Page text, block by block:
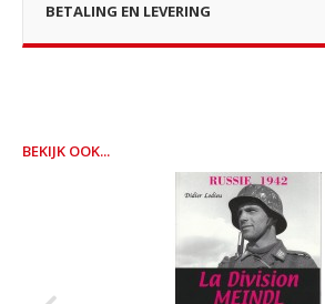
BETALING EN LEVERING
BEKIJK OOK...